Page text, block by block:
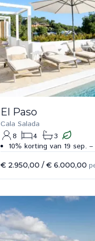
El Paso
Cala Salada
8
4
3
10% korting van 19 sep.
€ 2.950,00 / € 6.000,00